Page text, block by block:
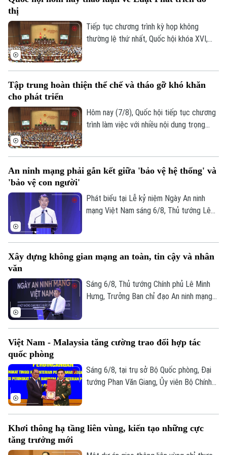
Đánh giá
Di tích
Dinh dưỡng
Tư vấn sức khỏe
Thể thao
Bóng đá
Quần vợt
Giải trí
Tin tức
Sao
Điện ảnh
Thời trang
Đã phát sóng
phải căn cứ vào tình hình, đặc điểm của
thị
Tiếp tục chương trình kỳ họp không
thường lệ thứ nhất, Quốc hội khóa XVI,
triển đô thị.
Tập trung hoàn thiện thể chế và tháo gỡ khó khăn
cho phát triển
Hôm nay (7/8), Quốc hội tiếp tục chương
trình làm việc với nhiều nội dung trọng
được kỳ vọng tháo gỡ điểm nghẽn về thể
đẩy các đô thị phát triển nhanh, bền
vững.
An ninh mạng phải gắn kết giữa 'bảo vệ hệ thống' và
'bảo vệ con người'
Phát biểu tại Lễ kỷ niệm Ngày An ninh
mạng Việt Nam sáng 6/8, Thủ tướng Lê
"bảo vệ hệ thống" và "bảo vệ con người",
Nhân dân làm thước đo cao nhất cho mọi
chính sách.
Xây dựng không gian mạng an toàn, tin cậy và nhân
văn
Sáng 6/8, Thủ tướng Chính phủ Lê Minh
Hưng, Trưởng Ban chỉ đạo An ninh mạng
hoạt động do Ban Chỉ đạo An ninh mạng
với chủ đề “Vì một không gian mạng nhân
văn cho mỗi người”.
Việt Nam - Malaysia tăng cường trao đổi hợp tác
quốc phòng
Sáng 6/8, tại trụ sở Bộ Quốc phòng, Đại
tướng Phan Văn Giang, Ủy viên Bộ Chính
Dato' Seri Mohamed Khaled bin Nordin.
Khơi thông hạ tầng liên vùng, kiến tạo những cực
tăng trưởng mới